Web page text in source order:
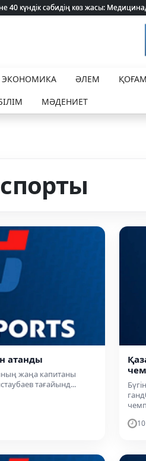
40 күндік сәбидің көз жасы:
40 күндік сәбидің көз жасы:
ЭКОНОМИКА ӘЛЕМ ҚОҒАМ
МӘДЕНИЕТ
атанды
жаңа капитаны
тағайынд...